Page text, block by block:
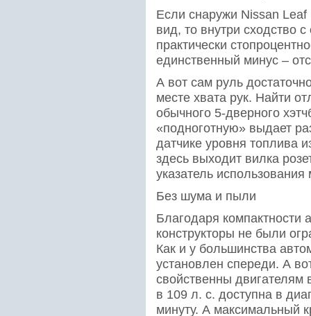
Если снаружи Nissan Leaf
вид, то внутри сходство
практически
единственный минус –
А вот сам руль
месте хвата рук. Найти
обычного 5-дверного
«подноготную» выдает
датчике уровня топлива
здесь выходит вилка
указатель
Без шума и пыли
Благодаря компактности
конструкторы не были
Как и у большинства
установлен спереди. А
свойственны двигателям
в 109 л. с. доступна в
минуту. А максимальный